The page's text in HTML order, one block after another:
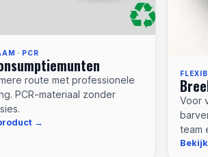
· PCR
route met professionele
PCR-materiaal zonder
Voor
team